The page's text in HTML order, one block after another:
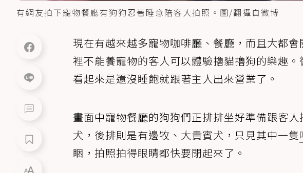
有網友拍下寵物餐廳有狗狗忍著睡意陪客人拍照。圖/翻攝自微博
現在有越來越多寵物咖啡廳、餐廳，而且大都
裡不能養寵物的客人可以體驗擼貓擼狗的樂趣
看起來是還沒睡飽就跟著主人出來營業了。
畫面中寵物餐廳的狗狗們正排排坐好準備跟客人
犬，後排則是有邊牧、大貴賓犬，只見其中一隻
睏，拍照拍得眼睛都快要閉起來了。